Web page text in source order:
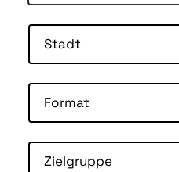
Stadt
Format
Zielgruppe